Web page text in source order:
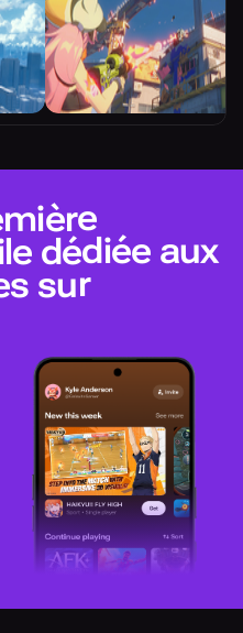
dédiée aux
sur